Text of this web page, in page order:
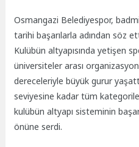
Osmangazi Belediyespor,
tarihi başarılarla adından söz
Kulübün altyapısında yetişen
üniversiteler arası
dereceleriyle büyük gurur
seviyesine kadar tüm
kulübün altyapı sisteminin
önüne serdi.